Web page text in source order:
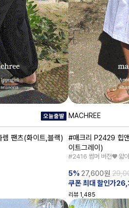
팬츠(화이트,블랙)
MACHREE
#매크리 P2429 힙
이트그레이)
#2416 썸머 버전♥ 얇아
5% 27,600원
쿠폰 최대 할인가
리뷰 1,485